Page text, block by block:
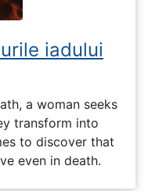
iadului
a woman seeks
transform into
to discover that
even in death.